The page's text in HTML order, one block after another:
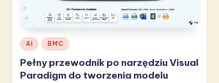
h
L
Posted
in
AI BMC
Pełny przewodnik po narzędziu Visual
Paradigm do tworzenia modelu